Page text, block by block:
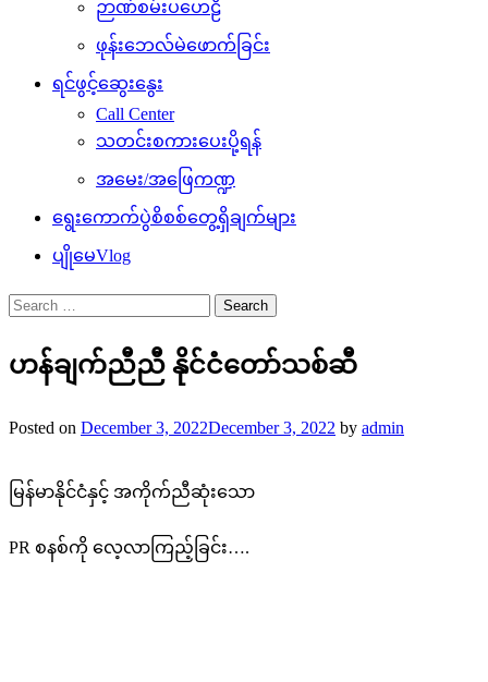
ဉာဏ်စမ်းပဟေဠိ
ဖုန်းဘေလ်မဲဖောက်ခြင်း
ရင်ဖွင့်ဆွေးနွေး
Call Center
သတင်းစကားပေးပို့ရန်
အမေး/အဖြေကဏ္ဍ
ရွေးကောက်ပွဲစိစစ်တွေ့ရှိချက်များ
ပျိုမေVlog
Search
for:
ဟန်ချက်ညီညီ နိုင်ငံတော်သစ်ဆီ
Posted on December 3, 2022December 3, 2022 by admin
မြန်မာနိုင်ငံနှင့် အကိုက်ညီဆုံးသော
PR စနစ်ကို လေ့လာကြည့်ခြင်း….